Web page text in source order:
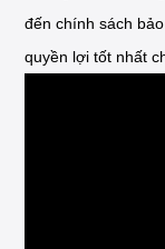
đến chính sách
quyền lợi tốt nhất